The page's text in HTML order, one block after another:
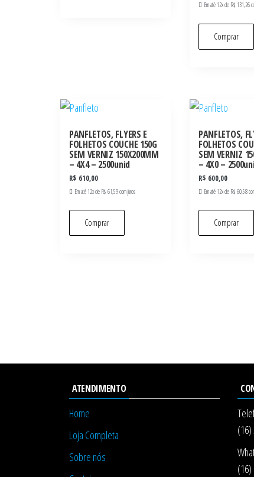
Em até 12x de R$131,26
Comprar
PANFLETOS, FLYERS E
FOLHETOS COUCHE 150G
SEM VERNIZ 150X200MM
– 4X4 – 2500unid
R$ 610,00
Em até 12x de R$61,59com juros
Comprar
PANFLETOS,
FOLHETOS
SEM VERNIZ
– 4X0 –
R$ 600,00
Em até 12x de R$60,58
Comprar
ATENDIMENTO
Home
Loja Completa
Sobre nós
(16)
(16)